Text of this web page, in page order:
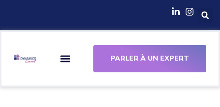
PARLER À UN EXPERT